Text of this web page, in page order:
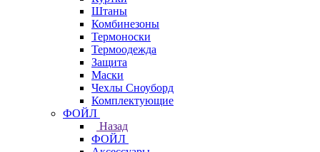
Штаны
Комбинезоны
Термоноски
Термоодежда
Защита
Маски
Чехлы Сноуборд
Комплектующие
ФОЙЛ
Назад
ФОЙЛ